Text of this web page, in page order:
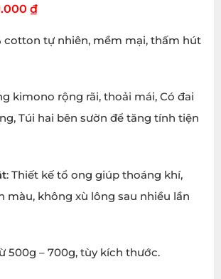
₫.
₫Current
150.000 ₫.
cotton tự nhiên, mềm mại, thấm hút
kimono rộng rãi, thoải mái, Có đai
Túi hai bên sườn để tăng tính tiện
: Thiết kế tổ ong giúp thoáng khí,
màu, không xù lông sau nhiều lần
500g – 700g, tùy kích thước.